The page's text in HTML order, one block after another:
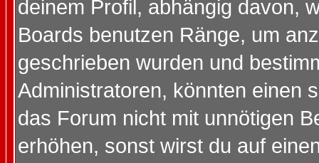
deinem Profil, abhängig davon,
Boards benutzen Ränge, um
geschrieben wurden und
Administratoren, könnten einen
das Forum nicht mit unnötigen
erhöhen, sonst wirst du auf